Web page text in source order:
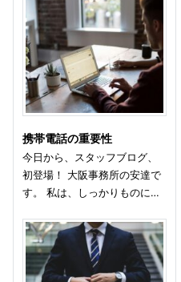
携帯電話の重要性
今日から、スタッフブログ、
初登場！ 大阪事務所の安達で
す。 私は、しっかりものに…